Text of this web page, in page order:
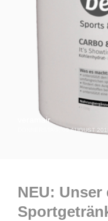
veramair
DONNERSTAG, 09 AUGUST
NEU: Unser